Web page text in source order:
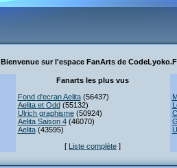
Bienvenue sur l'espace FanArts de
Fanarts les plus vus
Fond d'ecran Aelita(56437)
Aelita et Odd(55132)
Ulrich graphisme(50924)
Aelita Saison 4(46070)
Aelita(43595)
[ Liste complète ]